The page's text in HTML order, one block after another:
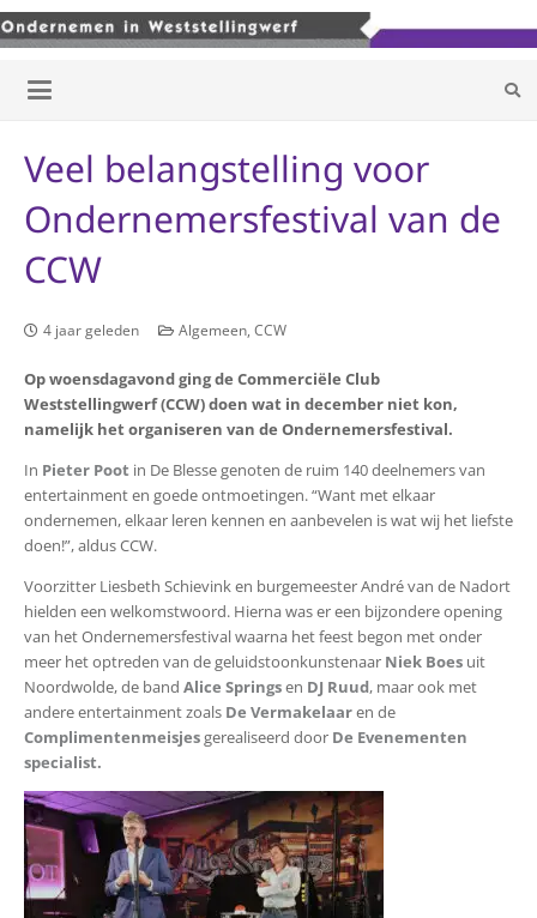
Veel belangstelling voor
Ondernemersfestival van de
CCW
4 jaar geleden Algemeen ,CCW
Op woensdagavond ging de Commerciële Club
Weststellingwerf (CCW) doen wat in december niet kon,
namelijk het organiseren van de Ondernemersfestival.
In Pieter Poot in De Blesse genoten de ruim 140 deelnemers van
entertainment en goede ontmoetingen. “Want met elkaar
ondernemen, elkaar leren kennen en aanbevelen is wat wij het liefste
doen!”, aldus CCW.
Voorzitter Liesbeth Schievink en burgemeester André van de Nadort
hielden een welkomstwoord. Hierna was er een bijzondere opening
van het Ondernemersfestival waarna het feest begon met onder
meer het optreden van de geluidstoonkunstenaar Niek Boesuit
Noordwolde, de band Alice Springsen DJ Ruud, maar ook met
andere entertainment zoals De Vermakelaaren de
Complimentenmeisjesgerealiseerd door De Evenementen
specialist.